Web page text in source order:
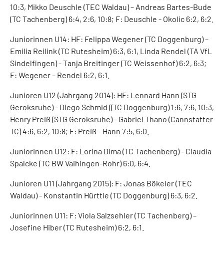
10:3, Mikko Deuschle (TEC Waldau) – Andreas Bartes-Bude
(TC Tachenberg) 6:4, 2:6, 10:8; F: Deuschle - Okolic 6:2, 6:2.
Juniorinnen U14: HF: Felippa Wegener (TC Doggenburg) –
Emilia Reilink (TC Rutesheim) 6:3, 6:1, Linda Rendel (TA VfL
Sindelfingen) - Tanja Breitinger (TC Weissenhof) 6:2, 6:3;
F: Wegener – Rendel 6:2, 6:1.
Junioren U12 (Jahrgang 2014): HF: Lennard Hann (STG
Geroksruhe) - Diego Schmid ((TC Doggenburg) 1:6, 7:6, 10:3,
Henry Preiß (STG Geroksruhe) - Gabriel Thano (Cannstatter
TC) 4:6, 6:2, 10:8; F: Preiß - Hann 7:5, 6:0.
Juniorinnen U12: F: Lorina Dima (TC Tachenberg) - Claudia
Spalcke (TC BW Vaihingen-Rohr) 6:0, 6:4.
Junioren U11 (Jahrgang 2015): F: Jonas Bökeler (TEC
Waldau) - Konstantin Hürttle (TC Doggenburg) 6:3, 6:2.
Juniorinnen U11: F: Viola Salzsehler (TC Tachenberg) –
Josefine Hiber (TC Rutesheim) 6:2, 6:1.